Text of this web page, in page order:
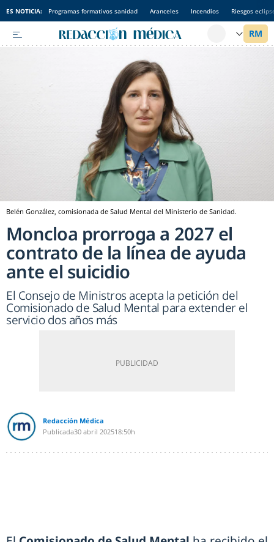
ES NOTICIA: Programas formativos sanidad Aranceles Incendios Riesgos
Belén González, comisionada de Salud Mental del Ministerio de Sanidad.
Moncloa prorroga a 2027 el
contrato de la línea de ayuda
ante el suicidio
El Consejo de Ministros acepta la petición del
Comisionado de Salud Mental para extender el
servicio dos años más
Redacción Médica
Publicada30 abril 202518:50h